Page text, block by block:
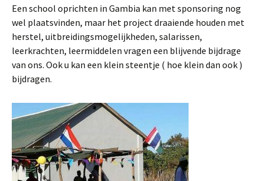
Een school oprichten in Gambia kan met sponsoring nog
wel plaatsvinden, maar het project draaiende houden met
herstel, uitbreidingsmogelijkheden, salarissen,
leerkrachten, leermiddelen vragen een blijvende bijdrage
van ons. Ook u kan een klein steentje ( hoe klein dan ook )
bijdragen.